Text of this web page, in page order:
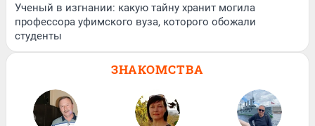
Ученый в изгнании: какую тайну хранит могила
профессора уфимского вуза, которого обожали
студенты
ЗНАКОМСТВА